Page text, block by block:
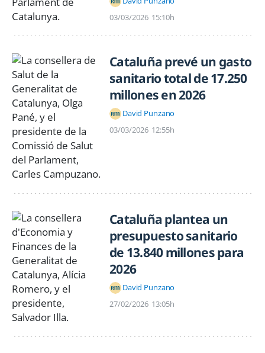
03/03/2026 15:10h
Cataluña prevé un gasto
sanitario total de 17.250
millones en 2026
David Punzano
03/03/2026 12:55h
Cataluña plantea un
presupuesto sanitario
de 13.840 millones para
2026
David Punzano
27/02/2026 13:05h